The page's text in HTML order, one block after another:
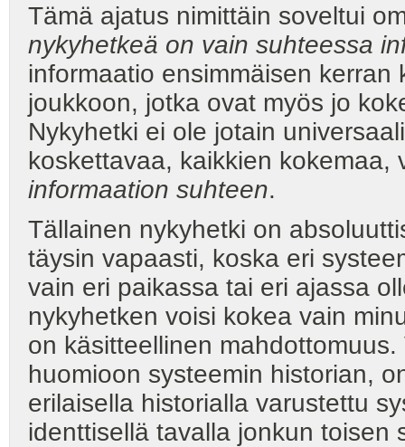
Tämä ajatus nimittäin soveltui
nykyhetkeä on vain suhteessa
informaatio ensimmäisen
joukkoon, jotka ovat myös jo
Nykyhetki ei ole jotain
koskettavaa, kaikkien kokemaa,
informaation suhteen.
Tällainen nykyhetki on
täysin vapaasti, koska eri
vain eri paikassa tai eri ajassa
nykyhetken voisi kokea vain
on käsitteellinen
huomioon systeemin historian,
erilaisella historialla varustettu
identtisellä tavalla jonkun toisen